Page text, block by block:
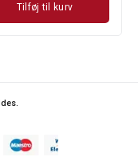
Tilføj til kurv